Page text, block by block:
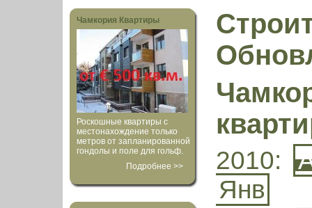
Чамкория Квартиры
Роскошные квартиры с
местонахождение только
метров от запланированной
гондолы и поле для гольф.
Подробнее >>
2010:
Янв